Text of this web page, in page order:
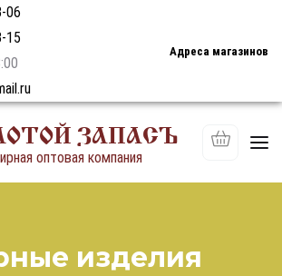
06
15
Адреса магазинов
ЗАПАСЪ
оптовая компания
изделия